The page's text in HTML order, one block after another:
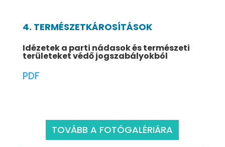
4. TERMÉSZETKÁROSÍTÁSOK
Idézetek a parti nádasok és természeti
területeket védő jogszabályokból
PDF
TOVÁBB A FOTÓGALÉRIÁRA